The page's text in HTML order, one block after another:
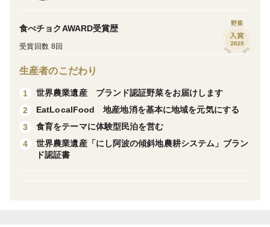
新の情報を公開いたします。
なお、リクエストがあればドシドシお寄せください。
＜味＞
徳島 にし阿波の世界農業遺産 傾斜地農耕システム
ブラント認証野菜を新鮮なままお届けいたします。シャ
キシャキです
食べチョクAWARD受賞歴
受賞回数 8回
野菜
生産者のこだわり
1
世界農業遺産 ブランド認証野菜をお届けします
2
EatLocalFood 地産地消を基本に地域を元気にする
3
食育をテーマに体験型民泊を営む
4
世界農業遺産「にし阿波の傾斜地農耕システム」ブラン
ド認証書